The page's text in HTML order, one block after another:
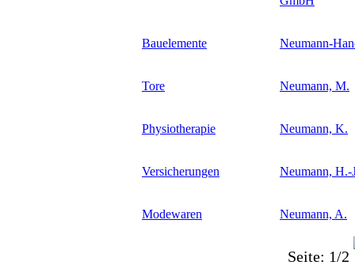
Bauelemente Neumann-
Tore Neumann, M.
Physiotherapie Neumann, K.
Versicherungen Neumann,
Modewaren Neumann, A.
Seite: 1/2